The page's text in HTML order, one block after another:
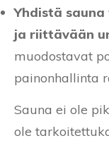
Yhdistä
ja riittävään
muodostavat
painonhallinta
Sauna ei ole
ole